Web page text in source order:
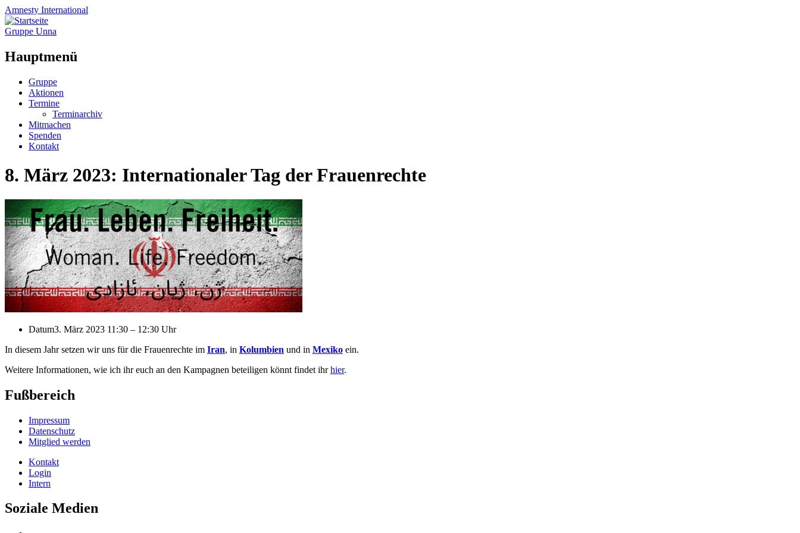
Amnesty International
Gruppe Unna
Hauptmenü
Zum
Inhalt
springen
Gruppe
Aktionen
Termine
Terminarchiv
Mitmachen
Spenden
Kontakt
8. März 2023: Internationaler Tag der Frauenrechte
Datum3. März 2023 11:30 – 12:30 Uhr
In diesem Jahr setzen wir uns für die Frauenrechte im Iran, in Kolumbien und in Mexiko ein.
Weitere Informationen, wie ich ihr euch an den Kampagnen beteiligen könnt findet ihrhier.
Fußbereich
Impressum
Datenschutz
Mitglied werden
Kontakt
Login
Intern
Soziale Medien